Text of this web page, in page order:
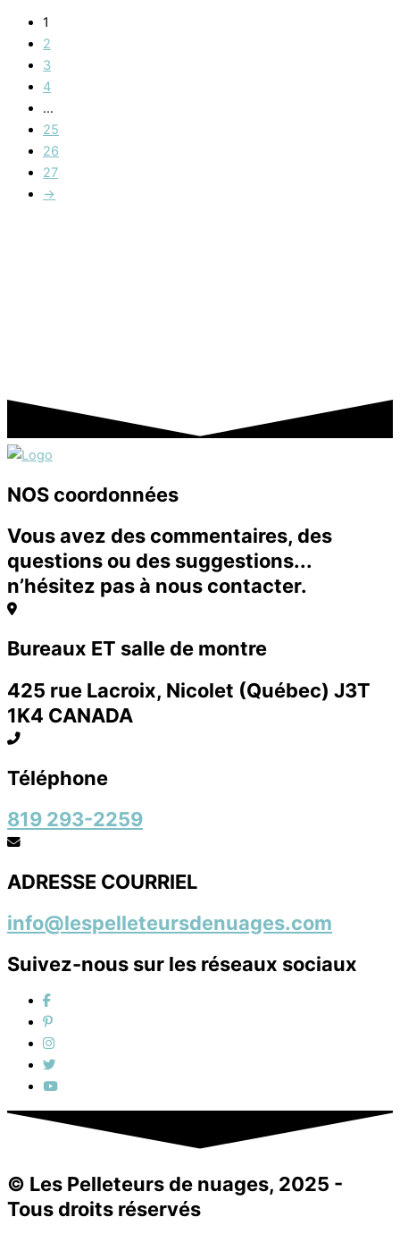
1
2
3
4
…
25
26
27
→
NOS coordonnées
Vous avez des commentaires, des
questions ou des suggestions...
n’hésitez pas à nous contacter.
Bureaux ET salle de montre
425 rue Lacroix, Nicolet (Québec) J3T
1K4 CANADA
Téléphone
819 293-2259
ADRESSE COURRIEL
info@lespelleteursdenuages.com
Suivez-nous sur les réseaux sociaux
© Les Pelleteurs de nuages, 2025 -
Tous droits réservés